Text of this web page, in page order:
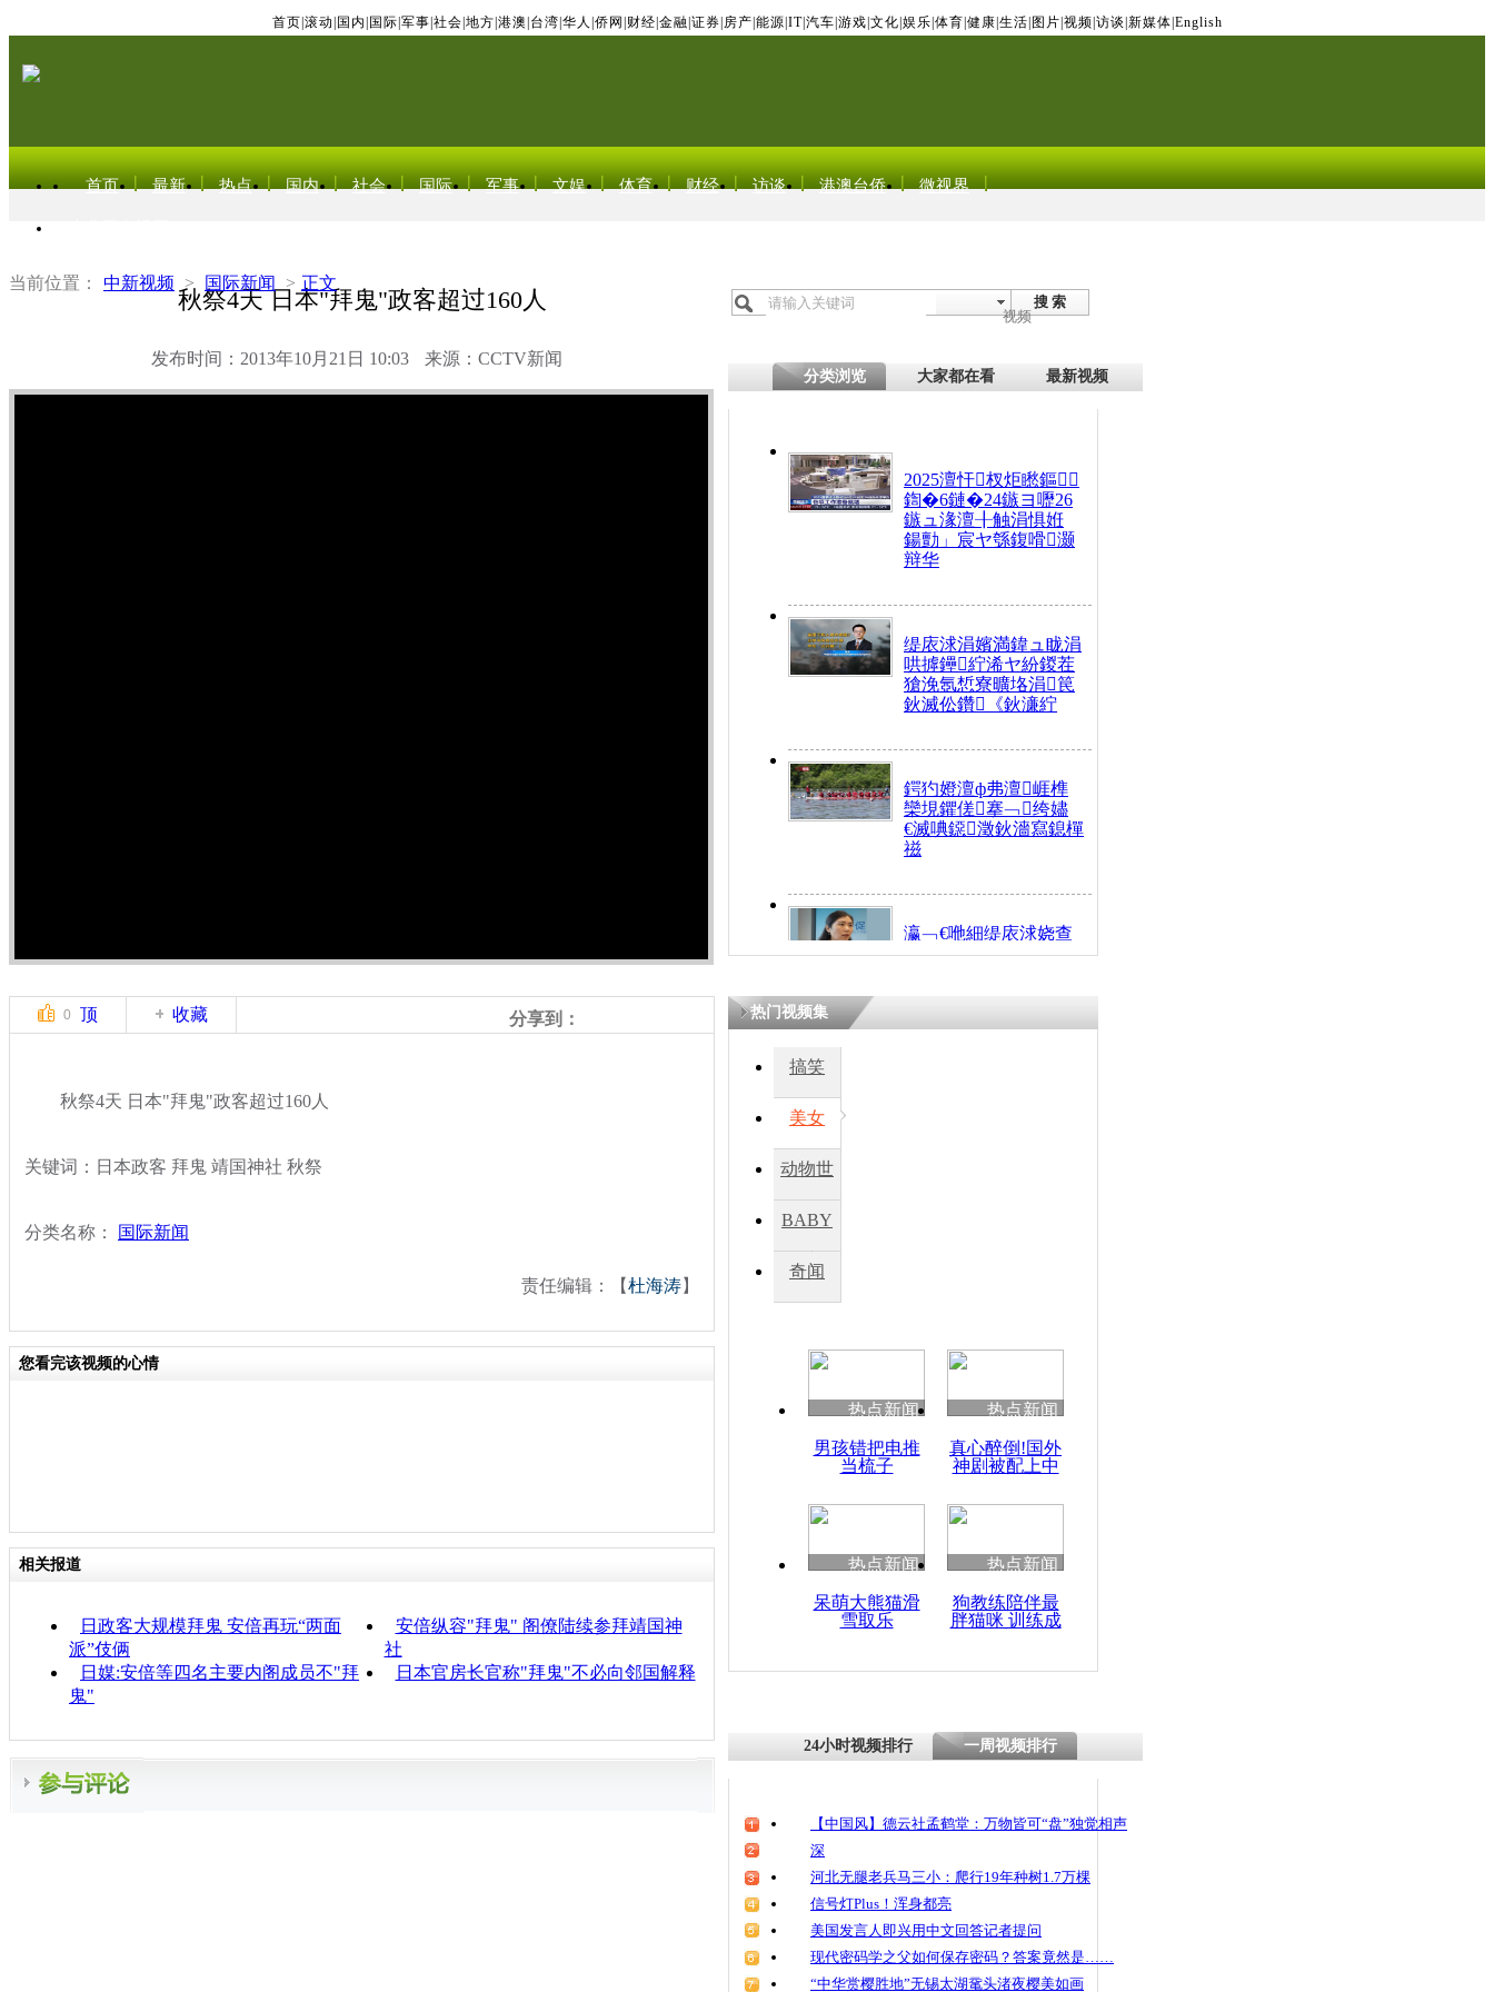
首页 滚动 国内 国际 军事 社会 地方 港澳 台湾 华人 侨网 财经 金融 证券 房产 能源 IT| 汽车 游戏 文化 娱乐 体育 健康 生活 图片 视频 访谈 新媒体 English
首页 最新 热点 国内 社会 国际 军事 文娱 体育 财经 访谈 港澳台侨 微视界
当前位置： 中新视频 > 国际新闻 > 正文
秋祭4天 日本"拜鬼"政客超过160人
发布时间：2013年10月21日 10:03 来源：CCTV新闻
搜 索
视频
分类浏览 大家都在看 最新视频
2025澶忓杈炬矁鏂
鍧�6鏈�24鏃ヨ嚦26
鏃ュ湪澶╂触涓惧姙
鍚勯」宸ヤ綔鍑嗗灏
辩华
缇庡浗涓嬪満鍏ュ眬涓
哄摢鑸紵浠ヤ紛鍐茬
獊浼氬惁寮曠垎涓笢
鈥滅伀鑽《鈥濓紵
鍔犳嬁澶ф弗澶崕榫
欒垷鑺傞搴﹁绔嬧
€滅唺鐚澂鈥濇寫鎴樿
禌
瀛﹁€咃細缇庡浗娆查
€间笢鍗椾簹涓庝腑鍥
瘑灞€
0 顶 收藏 分享到：
秋祭4天 日本"拜鬼"政客超过160人
关键词：日本政客 拜鬼 靖国神社 秋祭
分类名称： 国际新闻
责任编辑：【杜海涛】
您看完该视频的心情
相关报道
日政客大规模拜鬼 安倍再玩“两面
派”伎俩
安倍纵容"拜鬼" 阁僚陆续参拜靖国神
社
日媒:安倍等四名主要内阁成员不"拜
鬼"
日本官房长官称"拜鬼"不必向邻国解释
热门视频集
搞笑
美女
动物世
BABY
秀
奇闻
热点新闻
男孩错把电推
当梳子
热点新闻
真心醉倒!国外
神剧被配上中
热点新闻
呆萌大熊猫滑
雪取乐
热点新闻
狗教练陪伴最
胖猫咪 训练成
24小时视频排行 一周视频排行
【中国风】德云社孟鹤堂：万物皆可“盘”独觉相声
深
河北无腿老兵马三小：爬行19年种树1.7万棵
信号灯Plus！浑身都亮
美国发言人即兴用中文回答记者提问
现代密码学之父如何保存密码？答案竟然是……
“中华赏樱胜地”无锡太湖鼋头渚夜樱美如画